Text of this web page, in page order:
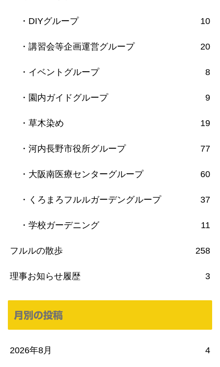
・DIYグループ 10
・講習会等企画運営グループ 20
・イベントグループ 8
・園内ガイドグループ 9
・草木染め 19
・河内長野市役所グループ 77
・大阪南医療センターグループ 60
・くろまろフルルガーデングループ 37
・学校ガーデニング 11
フルルの散歩 258
理事お知らせ履歴 3
月別の投稿
2026年8月 4